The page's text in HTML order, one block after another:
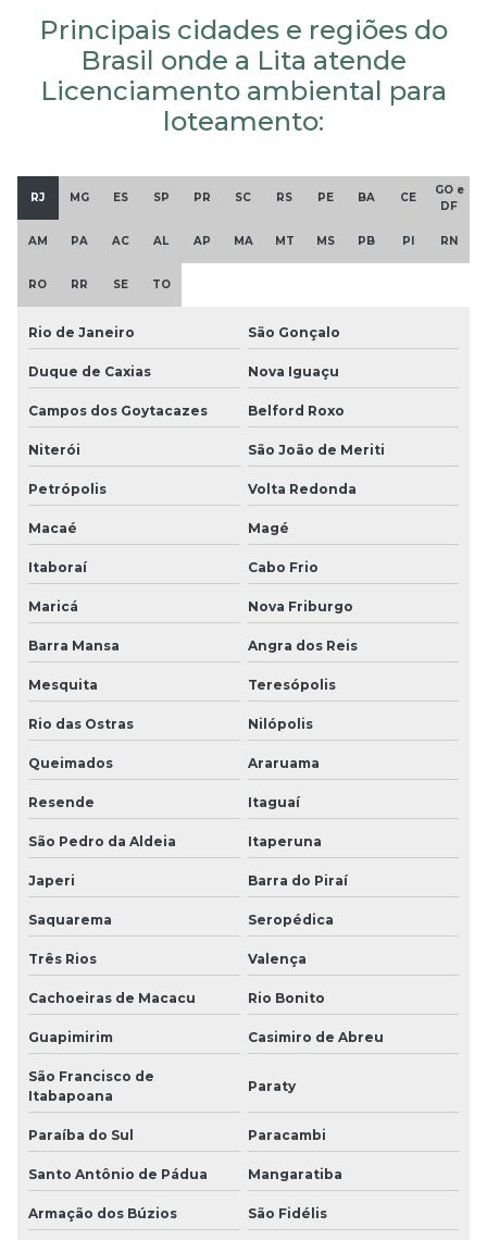
Principais cidades e regiões do
Brasil onde a Lita atende
Licenciamento ambiental para
loteamento:
RJ MG ES SP PR SC RS PE BA CE
GO e
DF
AM PA AC AL AP MA MT MS PB PI RN
RO RR SE TO
Rio de Janeiro São Gonçalo
Duque de Caxias Nova Iguaçu
Campos dos Goytacazes Belford Roxo
Niterói São João de Meriti
Petrópolis Volta Redonda
Macaé Magé
Itaboraí Cabo Frio
Maricá Nova Friburgo
Barra Mansa Angra dos Reis
Mesquita Teresópolis
Rio das Ostras Nilópolis
Queimados Araruama
Resende Itaguaí
São Pedro da Aldeia Itaperuna
Japeri Barra do Piraí
Saquarema Seropédica
Três Rios Valença
Cachoeiras de Macacu Rio Bonito
Guapimirim Casimiro de Abreu
São Francisco de
Itabapoana
Paraty
Paraíba do Sul Paracambi
Santo Antônio de Pádua Mangaratiba
Armação dos Búzios São Fidélis